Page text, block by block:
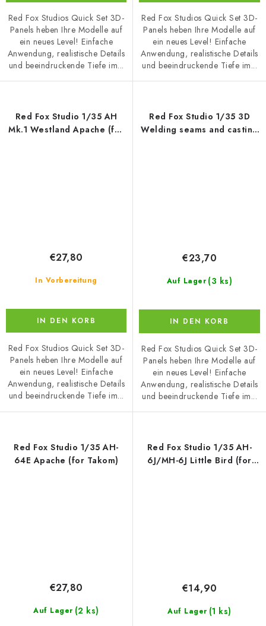
Red Fox Studios Quick Set 3D-
Panels heben Ihre Modelle auf
ein neues Level! Einfache
Anwendung, realistische Details
und beeindruckende Tiefe im...
Red Fox Studios Quick Set 3D-
Panels heben Ihre Modelle auf
ein neues Level! Einfache
Anwendung, realistische Details
und beeindruckende Tiefe im...
Red Fox Studio 1/35 AH
Mk.1 Westland Apache (for
In Vorbereitung
€27,80
IN DEN KORB
Red Fox Studios Quick Set 3D-
Panels heben Ihre Modelle auf
ein neues Level! Einfache
Anwendung, realistische Details
und beeindruckende Tiefe im...
Red Fox Studio 1/35 3D
Welding seams and casting
Auf Lager (3 ks)
€23,70
IN DEN KORB
Red Fox Studios Quick Set 3D-
Panels heben Ihre Modelle auf
ein neues Level! Einfache
Anwendung, realistische Details
und beeindruckende Tiefe im...
Red Fox Studio 1/35 AH-
64E Apache (for Takom)
Auf Lager (2 ks)
€27,80
Red Fox Studio 1/35 AH-
6J/MH-6J Little Bird (for
Auf Lager (1 ks)
€14,90